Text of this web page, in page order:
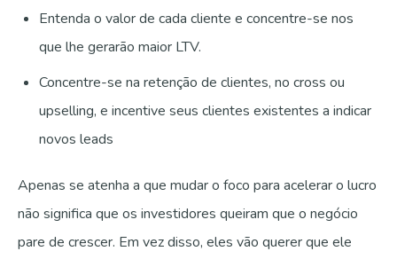
Entenda o valor de cada cliente e concentre-se nos
que lhe gerarão maior LTV.
Concentre-se na retenção de clientes, no cross ou
upselling, e incentive seus clientes existentes a indicar
novos leads
Apenas se atenha a que mudar o foco para acelerar o lucro
não significa que os investidores queiram que o negócio
pare de crescer. Em vez disso, eles vão querer que ele